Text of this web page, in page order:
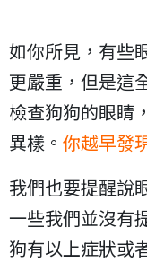
如你所見，有些
更嚴重，但是這
檢查狗狗的眼睛
異樣。 你越早發
我們也要提醒說
一些我們並沒有
狗有以上症狀或